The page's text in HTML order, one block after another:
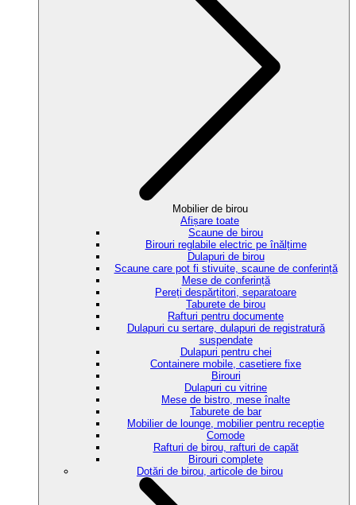
Mobilier de birou
Afișare toate
Scaune de birou
Birouri reglabile electric pe înălțime
Dulapuri de birou
Scaune care pot fi stivuite, scaune de conferință
Mese de conferință
Pereți despărțitori, separatoare
Taburete de birou
Rafturi pentru documente
Dulapuri cu sertare, dulapuri de registratură
suspendate
Dulapuri pentru chei
Containere mobile, casetiere fixe
Birouri
Dulapuri cu vitrine
Mese de bistro, mese înalte
Taburete de bar
Mobilier de lounge, mobilier pentru recepție
Comode
Rafturi de birou, rafturi de capăt
Birouri complete
Dotări de birou, articole de birou